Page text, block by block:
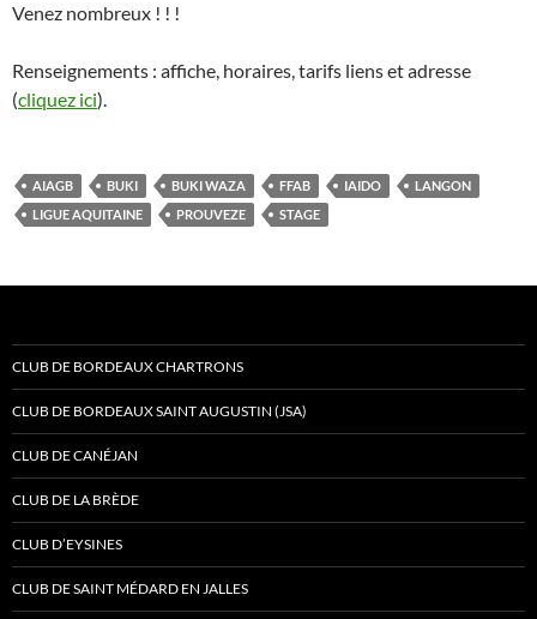
Venez nombreux ! ! !
Renseignements : affiche, horaires, tarifs liens et adresse
(cliquez ici).
AIAGB BUKI BUKI WAZA FFAB IAIDO
LANGON
LIGUE AQUITAINE
PROUVEZE STAGE
CLUB DE BORDEAUX CHARTRONS
CLUB DE BORDEAUX SAINT AUGUSTIN (JSA)
CLUB DE CANÉJAN
CLUB DE LA BRÈDE
CLUB D’EYSINES
CLUB DE SAINT MÉDARD EN JALLES